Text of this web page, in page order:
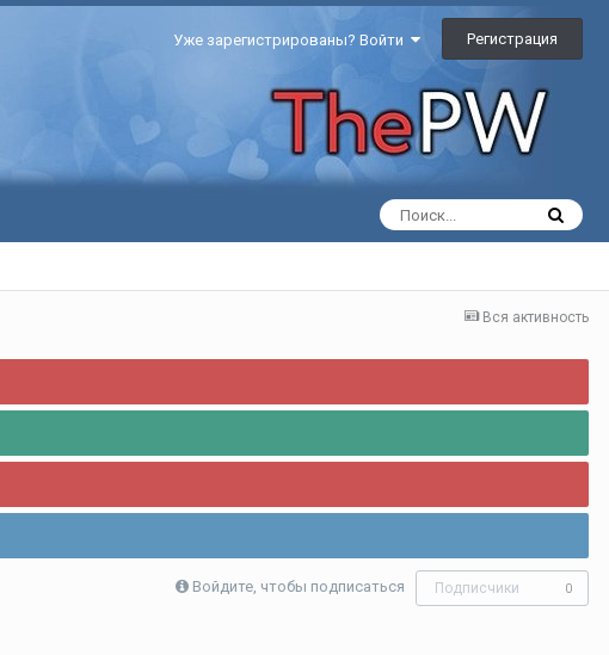
Уже зарегистрированы? Войти Регистрация
Вся активность
Войдите, чтобы подписаться Подписчики 0